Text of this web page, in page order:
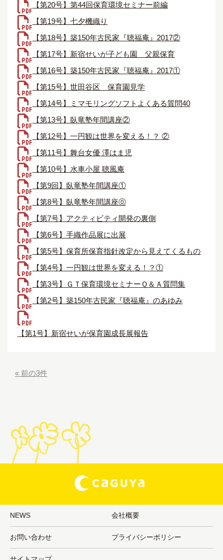
【第20号】第44回保育環境セミナー前編
【第19号】七夕機織り
【第18号】築150年古民家『聴福庵』2017②
【第17号】新宿せいが子ども園 父親保育
【第16号】築150年古民家『聴福庵』2017①
【第15号】世田谷区 保育園見学
【第14号】ミマモリングソフトよくある質問40
【第13号】臥竜塾年間講座②
【第12号】一円観は世界を変える！？ ②
【第11号】舞台女優 澤はま児
【第10号】水車小屋 聴風庵
【第9回】臥竜塾年間講座①
【第8号】臥竜塾年間講座⓪
【第7号】アクティビティ開発の裏側
【第6号】手織作品展に出展
【第5号】保育所保育指針改定から見えてくるもの
【第4号】一円観は世界を変える！？①
【第3号】ＧＴ保育環境セミナーＱ＆Ａ質問集
【第2号】築150年古民家『聴福庵』のあゆみ
【第1号】新宿せいが保育園成長展報告
« 前の3件
NEWS 会社概要
お問い合わせ プライバシーポリシー